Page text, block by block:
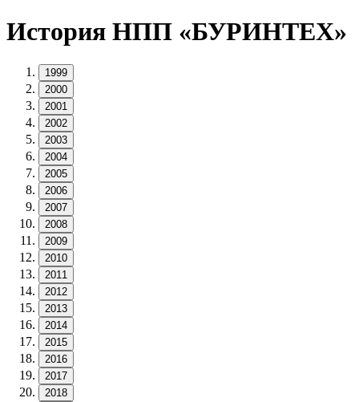
История НПП «БУРИНТЕХ»
1999
2000
2001
2002
2003
2004
2005
2006
2007
2008
2009
2010
2011
2012
2013
2014
2015
2016
2017
2018